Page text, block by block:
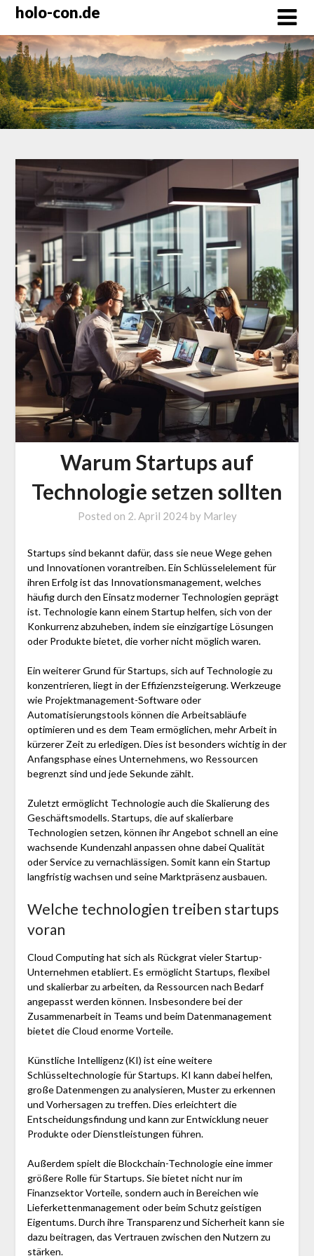
Skip
content
holo-con.de
Warum Startups auf
Technologie setzen sollten
Posted on 2. April 2024by Marley
Startups sind bekannt dafür, dass sie neue Wege gehen
und Innovationen vorantreiben. Ein Schlüsselelement für
ihren Erfolg ist das Innovationsmanagement, welches
häufig durch den Einsatz moderner Technologien geprägt
ist. Technologie kann einem Startup helfen, sich von der
Konkurrenz abzuheben, indem sie einzigartige Lösungen
oder Produkte bietet, die vorher nicht möglich waren.
Ein weiterer Grund für Startups, sich auf Technologie zu
konzentrieren, liegt in der Effizienzsteigerung. Werkzeuge
wie Projektmanagement-Software oder
Automatisierungstools können die Arbeitsabläufe
optimieren und es dem Team ermöglichen, mehr Arbeit in
kürzerer Zeit zu erledigen. Dies ist besonders wichtig in der
Anfangsphase eines Unternehmens, wo Ressourcen
begrenzt sind und jede Sekunde zählt.
Zuletzt ermöglicht Technologie auch die Skalierung des
Geschäftsmodells. Startups, die auf skalierbare
Technologien setzen, können ihr Angebot schnell an eine
wachsende Kundenzahl anpassen ohne dabei Qualität
oder Service zu vernachlässigen. Somit kann ein Startup
langfristig wachsen und seine Marktpräsenz ausbauen.
Welche technologien treiben startups
voran
Cloud Computing hat sich als Rückgrat vieler Startup-
Unternehmen etabliert. Es ermöglicht Startups, flexibel
und skalierbar zu arbeiten, da Ressourcen nach Bedarf
angepasst werden können. Insbesondere bei der
Zusammenarbeit in Teams und beim Datenmanagement
bietet die Cloud enorme Vorteile.
Künstliche Intelligenz (KI) ist eine weitere
Schlüsseltechnologie für Startups. KI kann dabei helfen,
große Datenmengen zu analysieren, Muster zu erkennen
und Vorhersagen zu treffen. Dies erleichtert die
Entscheidungsfindung und kann zur Entwicklung neuer
Produkte oder Dienstleistungen führen.
Außerdem spielt die Blockchain-Technologie eine immer
größere Rolle für Startups. Sie bietet nicht nur im
Finanzsektor Vorteile, sondern auch in Bereichen wie
Lieferkettenmanagement oder beim Schutz geistigen
Eigentums. Durch ihre Transparenz und Sicherheit kann sie
dazu beitragen, das Vertrauen zwischen den Nutzern zu
stärken.